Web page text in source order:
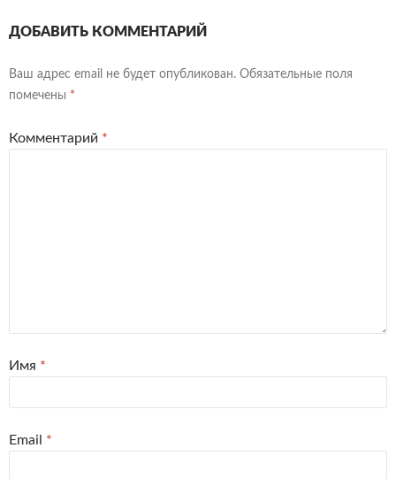
ДОБАВИТЬ КОММЕНТАРИЙ
Ваш адрес email не будет опубликован. Обязательные поля
помечены *
Комментарий *
Имя *
Email *